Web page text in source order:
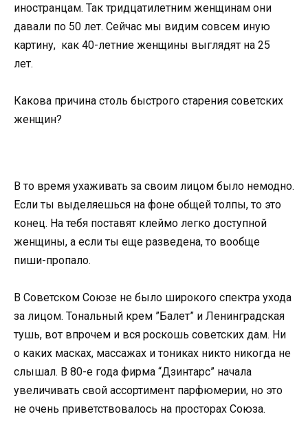
иностранцам. Так тридцатилетним женщинам они
давали по 50 лет. Сейчас мы видим совсем иную
картину, как 40-летние женщины выглядят на 25
лет.
Какова причина столь быстрого старения советских
женщин?
В то время ухаживать за своим лицом было немодно.
Если ты выделяешься на фоне общей толпы, то это
конец. На тебя поставят клеймо легко доступной
женщины, а если ты еще разведена, то вообще
пиши-пропало.
В Советском Союзе не было широкого спектра ухода
за лицом. Тональный крем ”Балет” и Ленинградская
тушь, вот впрочем и вся роскошь советских дам. Ни
о каких масках, массажах и тониках никто никогда не
слышал. В 80-е года фирма “Дзинтарс” начала
увеличивать свой ассортимент парфюмерии, но это
не очень приветствовалось на просторах Союза.